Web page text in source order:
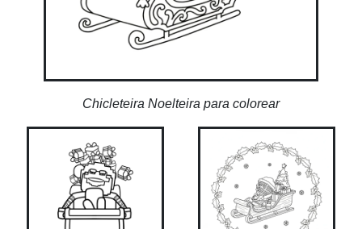
Chicleteira Noelteira para colorear